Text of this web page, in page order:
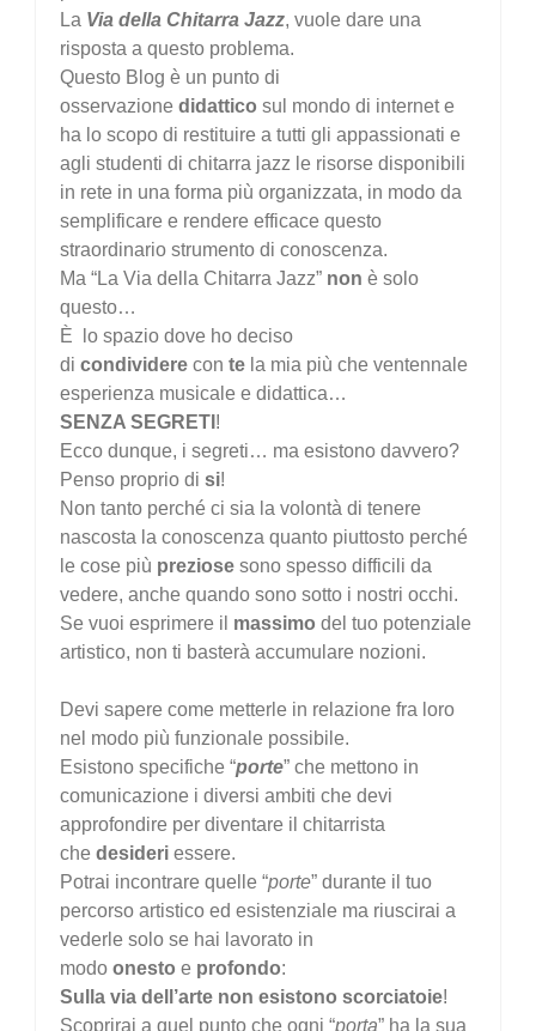
La Via della Chitarra Jazz, vuole dare una
risposta a questo problema.
Questo Blog è un punto di
osservazione didattico sul mondo di internet e
ha lo scopo di restituire a tutti gli appassionati e
agli studenti di chitarra jazz le risorse disponibili
in rete in una forma più organizzata, in modo da
semplificare e rendere efficace questo
straordinario strumento di conoscenza.
Ma “La Via della Chitarra Jazz” non è solo
questo…
È lo spazio dove ho deciso
di condividere con te la mia più che ventennale
esperienza musicale e didattica…
SENZA SEGRETI !
Ecco dunque, i segreti… ma esistono davvero?
Penso proprio di si!
Non tanto perché ci sia la volontà di tenere
nascosta la conoscenza quanto piuttosto perché
le cose più preziose sono spesso difficili da
vedere, anche quando sono sotto i nostri occhi.
Se vuoi esprimere il massimo del tuo potenziale
artistico, non ti basterà accumulare nozioni.
Devi sapere come metterle in relazione fra loro
nel modo più funzionale possibile.
Esistono specifiche “porte” che mettono in
comunicazione i diversi ambiti che devi
approfondire per diventare il chitarrista
che desideri essere.
Potrai incontrare quelle “porte” durante il tuo
percorso artistico ed esistenziale ma riuscirai a
vederle solo se hai lavorato in
modo onesto e profondo:
Sulla via dell’arte non esistono scorciatoie!
Scoprirai a quel punto che ogni “porta” ha la sua